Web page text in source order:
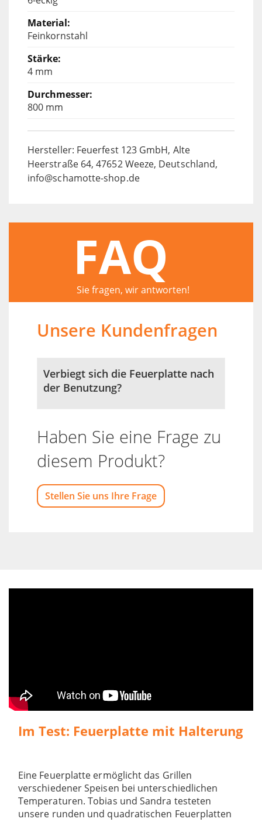
Im Test: Feuerplatte mit Halterung
Eine Feuerplatte ermöglicht das Grillen
verschiedener Speisen bei unterschiedlichen
Temperaturen. Tobias und Sandra testeten
unsere runden und quadratischen Feuerplatten
Feinkornstahl
4 mm
800 mm
Hersteller: Feuerfest 123 GmbH, Alte
Heerstraße 64, 47652 Weeze, Deutschland,
info@schamotte-shop.de
FAQ
Sie fragen, wir antworten!
Unsere Kundenfragen
Verbiegt sich die Feuerplatte nach
der Benutzung?
Haben Sie eine Frage zu
diesem Produkt?
Stellen Sie uns Ihre Frage